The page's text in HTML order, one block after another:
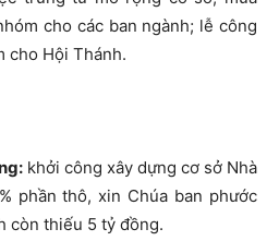
cho các ban ngành; lễ công
cho Hội Thánh.
khởi công xây dựng cơ sở Nhà
phần thô, xin Chúa ban phước
còn thiếu 5 tỷ đồng.